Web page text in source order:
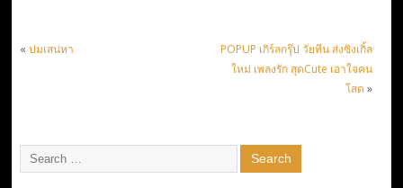
« ปมเสน่หา
POPUP เกิร์ลกรุ๊ป วัยทีน ส่งซิงเกิ้ล
ใหม่ เพลงรัก สุดCute เอาใจคน
โสด »